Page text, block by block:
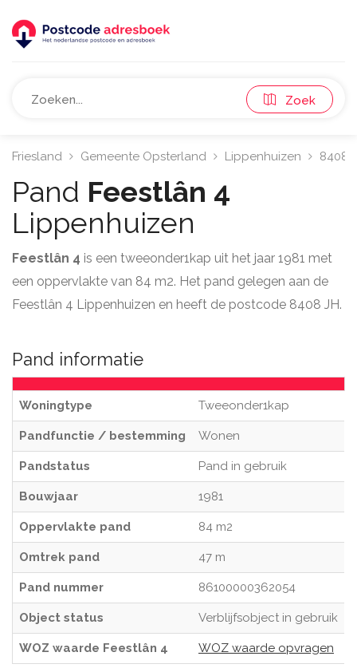
Zoek
Friesland Gemeente Opsterland Lippenhuizen 8408
Pand Feestlân 4
Lippenhuizen
Feestlân 4 is een tweeonder1kap uit het jaar 1981 met
een oppervlakte van 84 m2. Het pand gelegen aan de
Feestlân 4 Lippenhuizen en heeft de postcode 8408 JH.
Pand informatie
Woningtype Tweeonder1kap
Pandfunctie / bestemming Wonen
Pandstatus Pand in gebruik
Bouwjaar 1981
Oppervlakte pand 84 m2
Omtrek pand 47 m
Pand nummer 86100000362054
Object status Verblijfsobject in gebruik
WOZ waarde Feestlân 4 WOZ waarde opvragen